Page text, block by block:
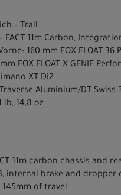
– Trail
FACT 11m Carbon,
160 mm FOX FLOAT 36
FOX FLOAT X GENIE
XT Di2
Aluminium/DT Swiss
lb, 14,8 oz
11m carbon chassis and
internal brake and dropper
of travel